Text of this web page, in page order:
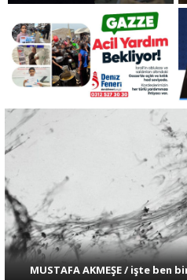
Sivil
Kültür -
Yorum -
MUSTAFA AKMEŞE / işte ben